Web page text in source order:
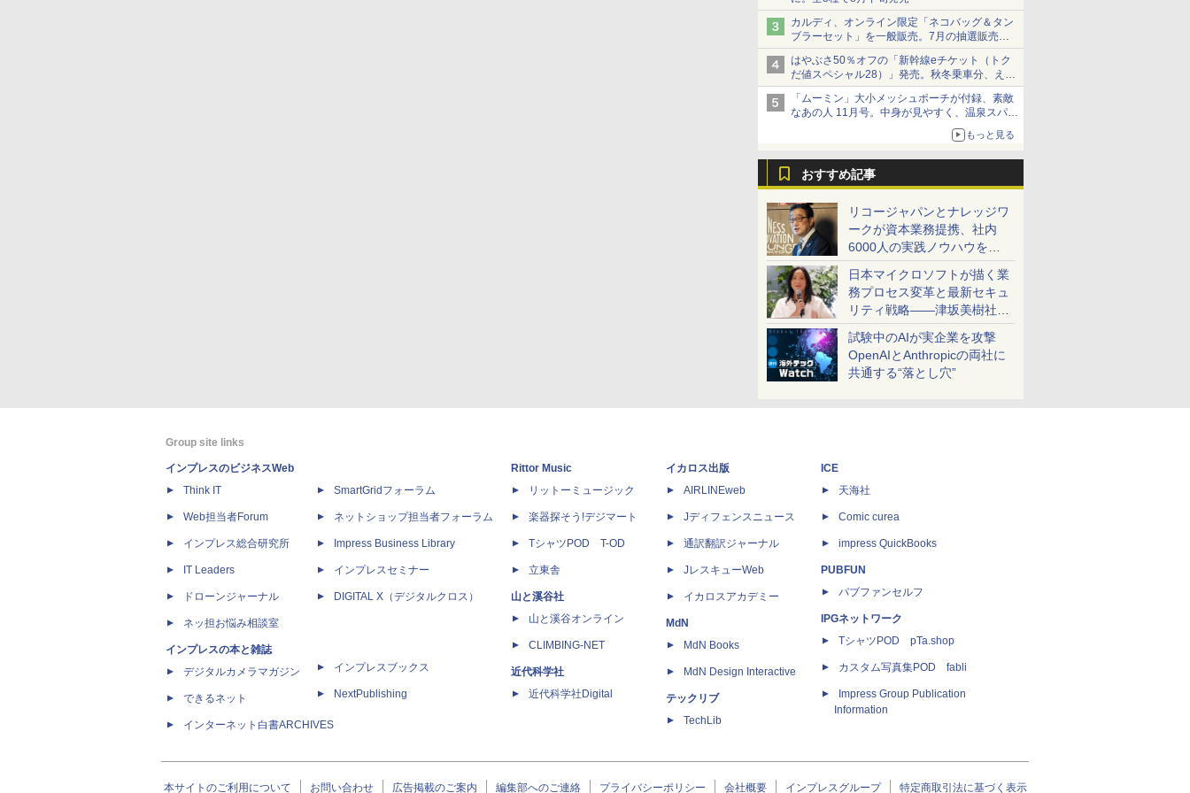
カルディ、オンライン限定「ネコバッグ＆タン
ブラーセット」を一般販売。7月の抽選販売の
当選無効分
はやぶさ50％オフの「新幹線eチケット（トク
だ値スペシャル28）」発売。秋冬乗車分、えき
ねっと限定
「ムーミン」大小メッシュポーチが付録、素敵
なあの人 11月号。中身が見やすく、温泉スパに
もっと見る
おすすめ記事
リコージャパンとナレッジワ
ークが資本業務提携、社内
6000人の実践ノウハウを生
かした「AI商談記録 for
RICOH」を展開へ
日本マイクロソフトが描く業
務プロセス変革と最新セキュ
リティ戦略――津坂美樹社長
が2027年度戦略を説明
試験中のAIが実企業を攻撃
OpenAIとAnthropicの両社に
共通する“落とし穴”
Group site links
インプレスのビジネスWeb
Think IT
Web担当者Forum
インプレス総合研究所
IT Leaders
ドローンジャーナル
ネッ担お悩み相談室
インプレスの本と雑誌
デジタルカメラマガジン
できるネット
インターネット白書ARCHIVES
SmartGridフォーラム
ネットショップ担当者フォーラム
Impress Business Library
インプレスセミナー
DIGITAL X（デジタルクロス）
インプレスブックス
NextPublishing
Rittor Music
リットーミュージック
楽器探そう!デジマート
TシャツPOD T-OD
立東舎
山と溪谷社
山と溪谷オンライン
CLIMBING-NET
近代科学社
近代科学社Digital
イカロス出版
AIRLINEweb
Jディフェンスニュース
通訳翻訳ジャーナル
JレスキューWeb
イカロスアカデミー
MdN
MdN Books
MdN Design Interactive
テックリブ
TechLib
ICE
天海社
Comic curea
impress QuickBooks
PUBFUN
パブファンセルフ
IPGネットワーク
TシャツPOD pTa.shop
カスタム写真集POD fabli
Impress Group Publication
Information
本サイトのご利用について お問い合わせ 広告掲載のご案内 編集部へのご連絡 プライバシーポリシー 会社概要 インプレスグループ 特定商取引法に基づく表示